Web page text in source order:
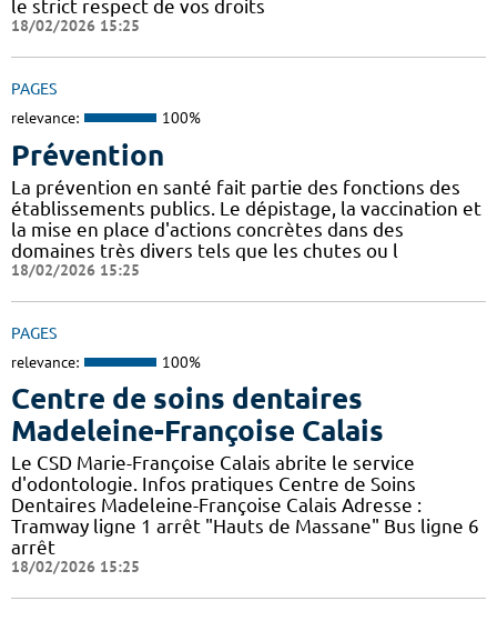
le strict respect de vos droits
18/02/2026 15:25
PAGES
relevance: 100%
Prévention
La prévention en santé fait partie des fonctions des
établissements publics. Le dépistage, la vaccination et
la mise en place d'actions concrètes dans des
domaines très divers tels que les chutes ou l
18/02/2026 15:25
PAGES
relevance: 100%
Centre de soins dentaires
Madeleine-Françoise Calais
Le CSD Marie-Françoise Calais abrite le service
d'odontologie. Infos pratiques Centre de Soins
Dentaires Madeleine-Françoise Calais Adresse :
Tramway ligne 1 arrêt "Hauts de Massane" Bus ligne 6
arrêt
18/02/2026 15:25